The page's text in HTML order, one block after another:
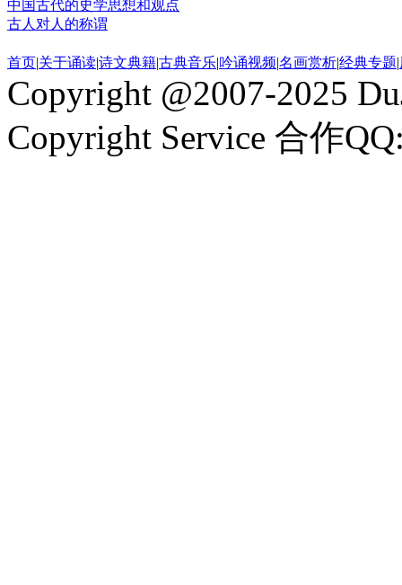
中国古代的史学思想和观点
古人对人的称谓
首页|关于诵读|诗文典籍|古典音乐|吟诵视频|名画赏析|经典专题|
Copyright @2007-2025
Copyright Service 合作